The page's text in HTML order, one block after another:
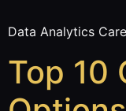
Data Analytics
Top 10